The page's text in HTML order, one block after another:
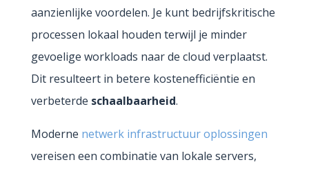
aanzienlijke voordelen. Je kunt bedrijfskritische
processen lokaal houden terwijl je minder
gevoelige workloads naar de cloud verplaatst.
Dit resulteert in betere kostenefficiëntie en
verbeterde schaalbaarheid.
Moderne netwerk infrastructuur oplossingen
vereisen een combinatie van lokale servers,